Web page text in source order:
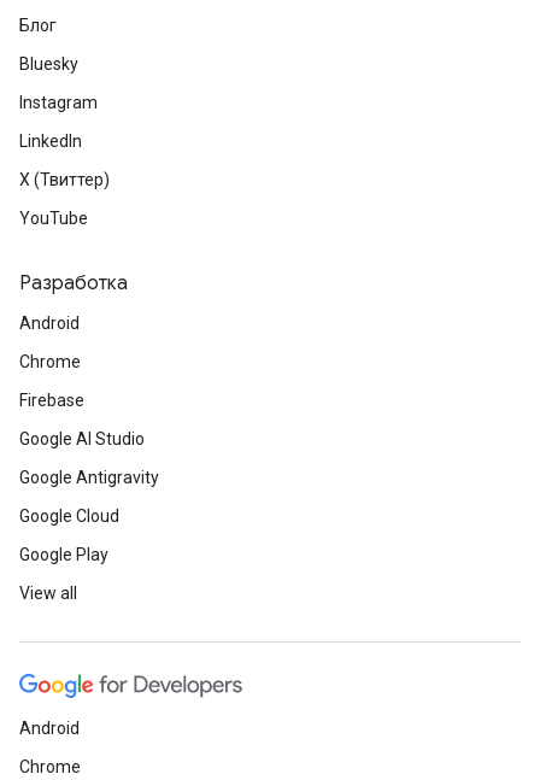
Блог
Bluesky
Instagram
LinkedIn
X (Твиттер)
YouTube
Разработка
Android
Chrome
Firebase
Google AI Studio
Google Antigravity
Google Cloud
Google Play
View all
Android
Chrome